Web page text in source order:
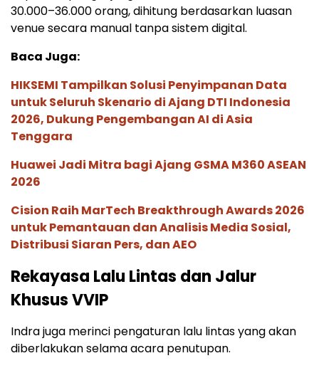
30.000–36.000 orang, dihitung berdasarkan luasan
venue secara manual tanpa sistem digital.
Baca Juga:
HIKSEMI Tampilkan Solusi Penyimpanan Data
untuk Seluruh Skenario di Ajang DTI Indonesia
2026, Dukung Pengembangan AI di Asia
Tenggara
Huawei Jadi Mitra bagi Ajang GSMA M360 ASEAN
2026
Cision Raih MarTech Breakthrough Awards 2026
untuk Pemantauan dan Analisis Media Sosial,
Distribusi Siaran Pers, dan AEO
Rekayasa Lalu Lintas dan Jalur
Khusus VVIP
Indra juga merinci pengaturan lalu lintas yang akan
diberlakukan selama acara penutupan.